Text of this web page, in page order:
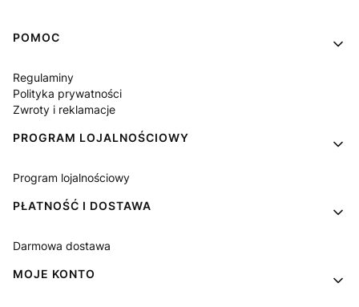
Linki w stopce
POMOC
Regulaminy
Polityka prywatności
Zwroty i reklamacje
PROGRAM LOJALNOŚCIOWY
Program lojalnościowy
PŁATNOŚĆ I DOSTAWA
Darmowa dostawa
MOJE KONTO